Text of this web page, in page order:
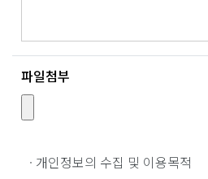
파일첨부
· 개인정보의 수집 및 이용목적